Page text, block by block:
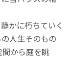
かに朽ちていく
人生そのもの
から庭を眺